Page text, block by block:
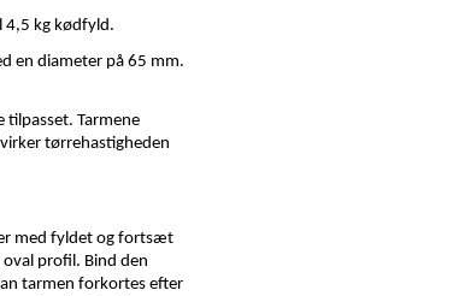
4,5 kg kødfyld.
en diameter på 65 mm.
Tarmene
tørrehastigheden
med fyldet og fortsæt
profil. Bind den
tarmen forkortes efter